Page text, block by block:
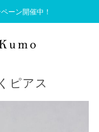
ーン開催中！
ピアス